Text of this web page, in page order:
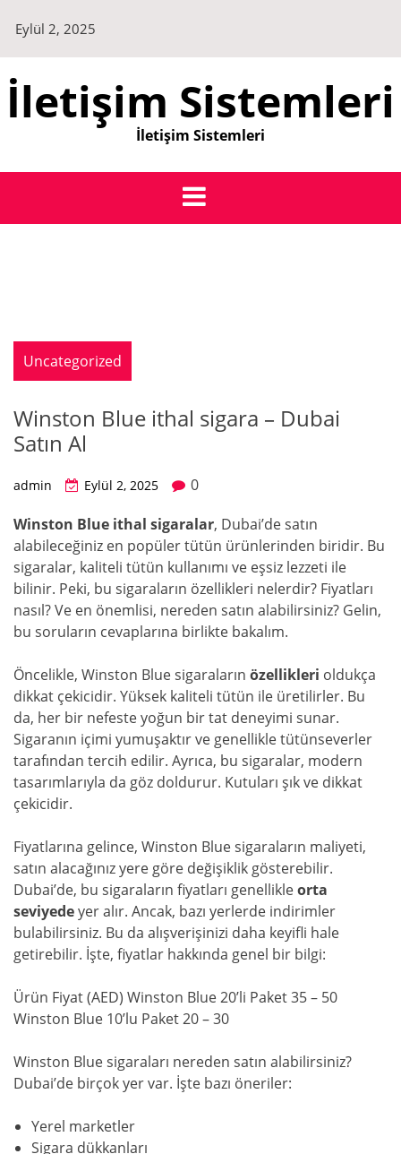
content
Eylül 2, 2025
İletişim Sistemleri
İletişim Sistemleri
Uncategorized
Winston Blue ithal sigara – Dubai
Satın Al
admin Eylül 2, 2025
0
Winston Blue ithal sigaralar, Dubai’de satın
alabileceğiniz en popüler tütün ürünlerinden biridir. Bu
sigaralar, kaliteli tütün kullanımı ve eşsiz lezzeti ile
bilinir. Peki, bu sigaraların özellikleri nelerdir? Fiyatları
nasıl? Ve en önemlisi, nereden satın alabilirsiniz? Gelin,
bu soruların cevaplarına birlikte bakalım.
Öncelikle, Winston Blue sigaraların özellikleri oldukça
dikkat çekicidir. Yüksek kaliteli tütün ile üretilirler. Bu
da, her bir nefeste yoğun bir tat deneyimi sunar.
Sigaranın içimi yumuşaktır ve genellikle tütünseverler
tarafından tercih edilir. Ayrıca, bu sigaralar, modern
tasarımlarıyla da göz doldurur. Kutuları şık ve dikkat
çekicidir.
Fiyatlarına gelince, Winston Blue sigaraların maliyeti,
satın alacağınız yere göre değişiklik gösterebilir.
Dubai’de, bu sigaraların fiyatları genellikleorta
seviyedeyer alır. Ancak, bazı yerlerde indirimler
bulabilirsiniz. Bu da alışverişinizi daha keyifli hale
getirebilir. İşte, fiyatlar hakkında genel bir bilgi:
Ürün Fiyat (AED) Winston Blue 20’li Paket 35 – 50
Winston Blue 10’lu Paket 20 – 30
Winston Blue sigaraları nereden satın alabilirsiniz?
Dubai’de birçok yer var. İşte bazı öneriler:
Yerel marketler
Sigara dükkanları